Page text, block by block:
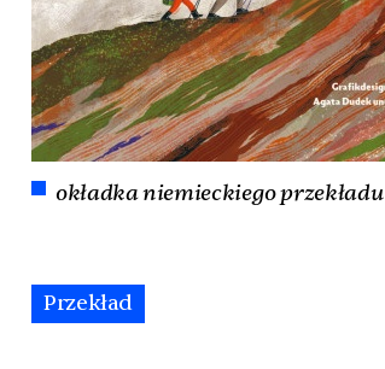
okładka niemieckiego przekładu
Przekład